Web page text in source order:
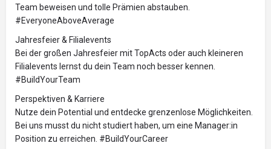
Team beweisen und tolle Prämien abstauben.
#EveryoneAboveAverage
Jahresfeier & Filialevents
Bei der großen Jahresfeier mit TopActs oder auch kleineren
Filialevents lernst du dein Team noch besser kennen.
#BuildYourTeam
Perspektiven & Karriere
Nutze dein Potential und entdecke grenzenlose Möglichkeiten.
Bei uns musst du nicht studiert haben, um eine Manager:in
Position zu erreichen. #BuildYourCareer